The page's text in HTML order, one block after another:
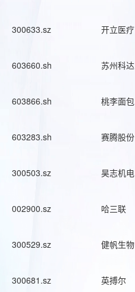
300633.sz 开立医疗
603660.sh 苏州科达
603866.sh 桃李面包
603283.sh 赛腾股份
300503.sz 昊志机电
002900.sz 哈三联
300529.sz 健帆生物
300681.sz 英搏尔